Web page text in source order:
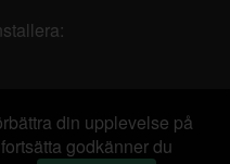
din upplevelse på
godkänner du